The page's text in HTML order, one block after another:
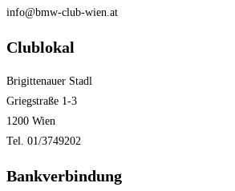
info@bmw-club-wien.at
Clublokal
Brigittenauer Stadl
Griegstraße 1-3
1200 Wien
Tel. 01/3749202
Bankverbindung